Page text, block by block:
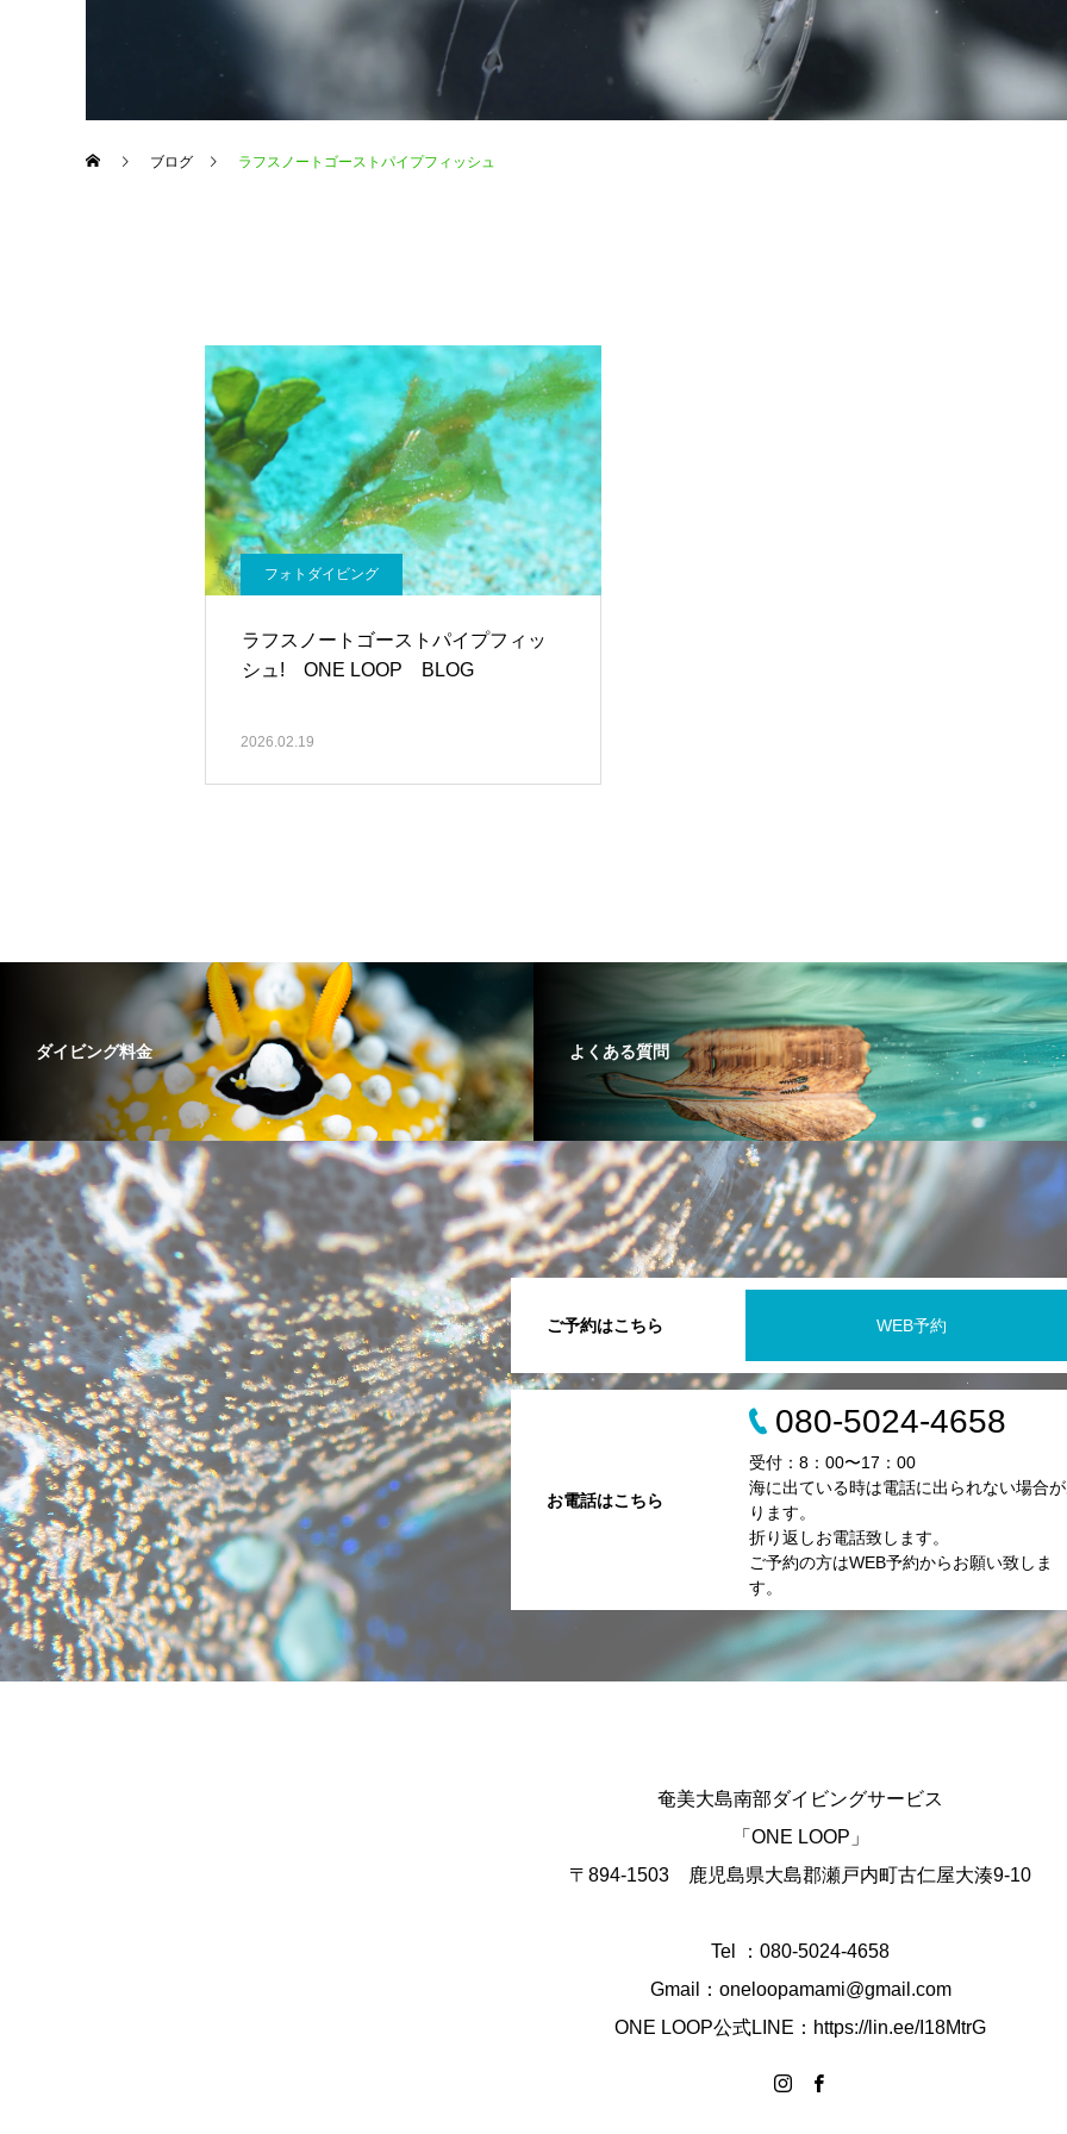
ブログ ラフスノートゴーストパイプフィッシュ
フォトダイビング
ラフスノートゴーストパイプフィッ
シュ! ONE LOOP BLOG
2026.02.19
ダイビング料金 よくある質問
ご予約はこちら WEB予約
お電話はこちら
080-5024-4658
受付：8：00〜17：00
海に出ている時は電話に出られない場合
ります。
折り返しお電話致します。
ご予約の方はWEB予約からお願い致しま
す。
奄美大島南部ダイビングサービス
「ONE LOOP」
〒894-1503 鹿児島県大島郡瀬戸内町古仁屋大湊9-10
Tel ：080-5024-4658
Gmail：oneloopamami@gmail.com
ONE LOOP公式LINE：https://lin.ee/I18MtrG